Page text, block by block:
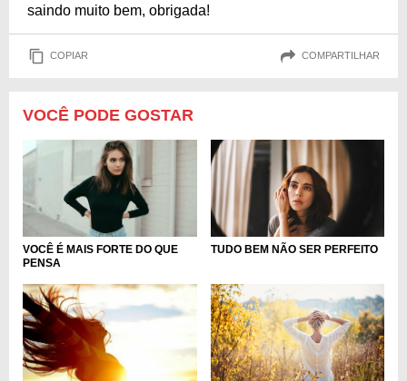
saindo muito bem, obrigada!
COPIAR COMPARTILHAR
VOCÊ PODE GOSTAR
VOCÊ É MAIS FORTE DO QUE
PENSA
TUDO BEM NÃO SER PERFEITO